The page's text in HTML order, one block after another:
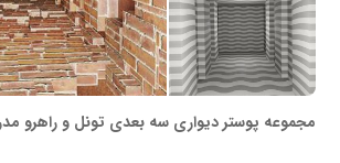
مجموعه پوستر دیواری سه بعدی تونل و راهرو